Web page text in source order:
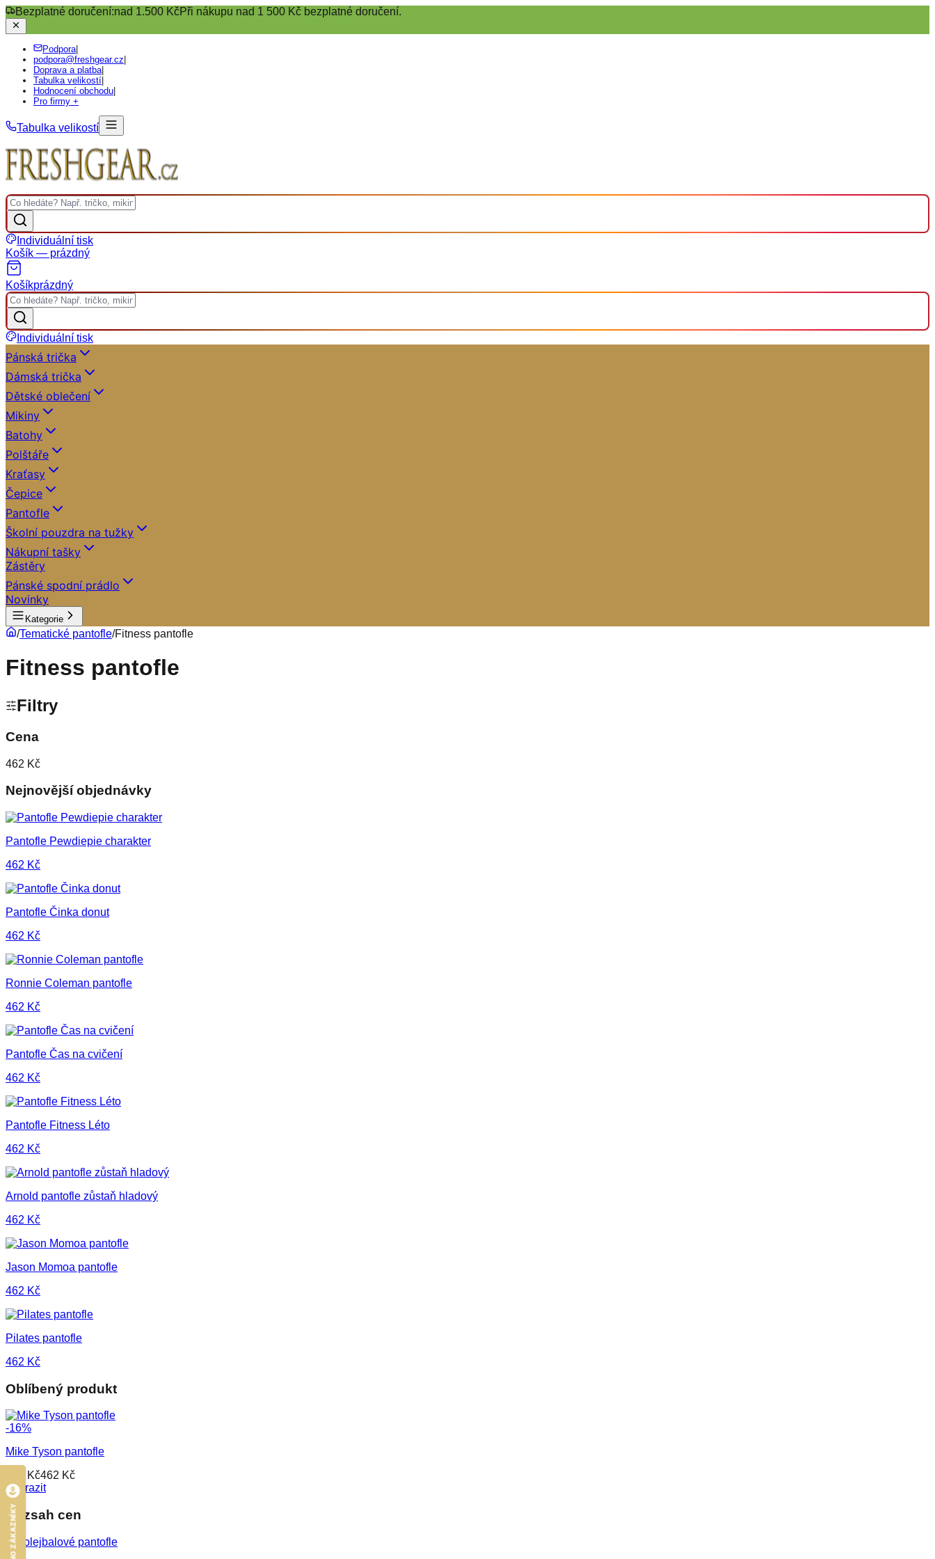
Bezplatné doručení:nad 1.500 KčPři nákupu nad 1 500 Kč bezplatné doručení.
Podpora|
podpora@freshgear.cz
Doprava a platba|
Tabulka velikostí
Hodnocení obchodu
Pro firmy +
Tabulka velikostí
Individuální tisk
Košík — prázdný
Košíkprázdný
Individuální tisk
Pánská trička
Dámská trička
Dětské oblečení
Mikiny
Batohy
Polštáře
Kraťasy
Čepice
Pantofle
Školní pouzdra na tužky
Nákupní tašky
Zástěry
Pánské spodní prádlo
Novinky
Kategorie
/Tematické pantofle/Fitness pantofle
Fitness pantofle
Filtry
Cena
462 Kč
Nejnovější objednávky
Pantofle Pewdiepie charakter
462 Kč
Pantofle Činka donut
462 Kč
Ronnie Coleman pantofle
462 Kč
Pantofle Čas na cvičení
462 Kč
Pantofle Fitness Léto
462 Kč
Arnold pantofle zůstaň hladový
462 Kč
Jason Momoa pantofle
462 Kč
Pilates pantofle
462 Kč
Oblíbený produkt
-16%
Mike Tyson pantofle
Kč462 Kč
Zobrazit
Rozsah cen
MIN